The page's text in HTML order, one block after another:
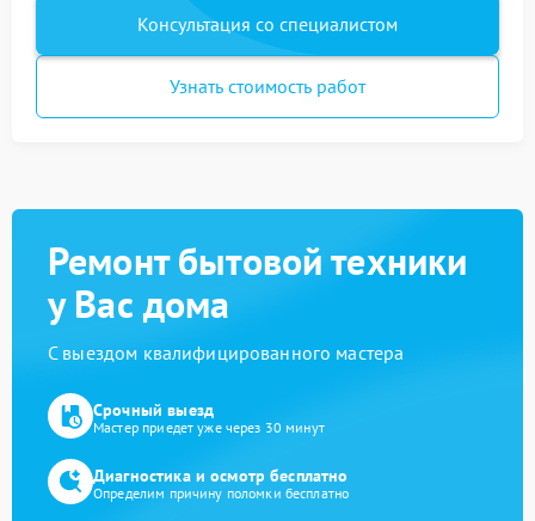
Консультация со специалистом
Узнать стоимость работ
Ремонт бытовой техники
у Вас дома
С выездом квалифицированного мастера
Срочный выезд
Мастер приедет уже через 30 минут
Диагностика и осмотр бесплатно
Определим причину поломки бесплатно